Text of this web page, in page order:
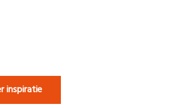
inspiratie